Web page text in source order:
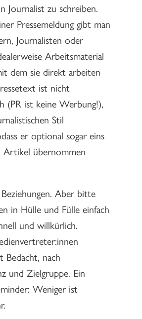
Journalist zu schreiben.
Pressemeldung gibt man
Journalisten oder
Arbeitsmaterial
dem sie direkt arbeiten
ist nicht
(PR ist keine Werbung!),
Stil
er optional sogar eins
Artikel übernommen
Aber bitte
in Hülle und Fülle einfach
und willkürlich.
Bedacht, nach
und Zielgruppe. Ein
Weniger ist